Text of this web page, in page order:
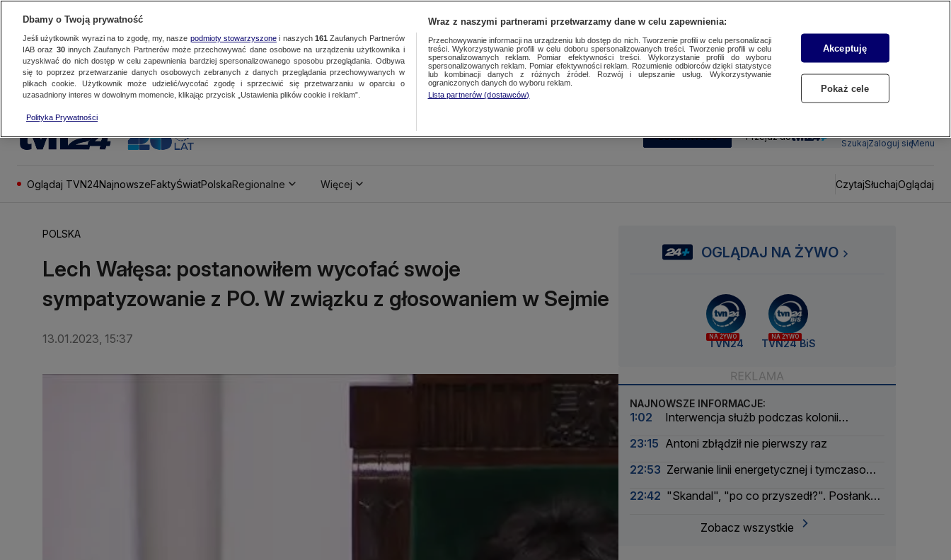
SUBSKRYBUJ Przejdź do
SzukajZaloguj sięMenu
Oglądaj TVN24NajnowszeFaktyŚwiatPolskaRegionalne Więcej CzytajSłuchajOglądaj
POLSKA
Lech Wałęsa: postanowiłem wycofać swoje
sympatyzowanie z PO. W związku z głosowaniem w Sejmie
13.01.2023, 15:37
OGLĄDAJ NA ŻYWO
NA ŻYWO
TVN24
NA ŻYWO
TVN24 BiS
NAJNOWSZE INFORMACJE:
1:02
Interwencja służb podczas kolonii
23:15 Antoni zbłądził nie pierwszy raz
22:53 Zerwanie linii energetycznej i tymczasowa
Wojskowa
22:42 "Skandal", "po co przyszedł?". Posłanka
Zobacz wszystkie
Dbamy o Twoją prywatność
Jeśli użytkownik wyrazi na to zgodę, my, nasze podmioty stowarzyszonei naszych 161 Zaufanych Partnerów
IAB oraz 30innych Zaufanych Partnerów może przechowywać dane osobowe na urządzeniu użytkownika i
uzyskiwać do nich dostęp w celu zapewnienia bardziej spersonalizowanego sposobu przeglądania. Odbywa
się to poprzez przetwarzanie danych osobowych zebranych z danych przeglądania przechowywanych w
plikach cookie. Użytkownik może udzielić/wycofać zgodę i sprzeciwić się przetwarzaniu w oparciu o
uzasadniony interes w dowolnym momencie, klikając przycisk „Ustawienia plików cookie i reklam”.
Polityka Prywatności
Wraz z naszymi partnerami przetwarzamy dane w celu zapewnienia:
Przechowywanie informacji na urządzeniu lub dostęp do nich. Tworzenie profili w celu personalizacji
treści. Wykorzystywanie profili w celu doboru spersonalizowanych treści. Tworzenie profili w celu
spersonalizowanych reklam. Pomiar efektywności treści. Wykorzystanie profili do wyboru
spersonalizowanych reklam. Pomiar efektywności reklam. Rozumienie odbiorców dzięki statystyce
lub kombinacji danych z różnych źródeł. Rozwój i ulepszanie usług. Wykorzystywanie
ograniczonych danych do wyboru reklam.
Lista partnerów (dostawców)
Akceptuję
Pokaż cele